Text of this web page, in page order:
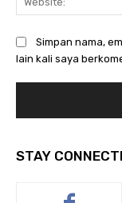
Simpan nama,
lain kali saya
STAY